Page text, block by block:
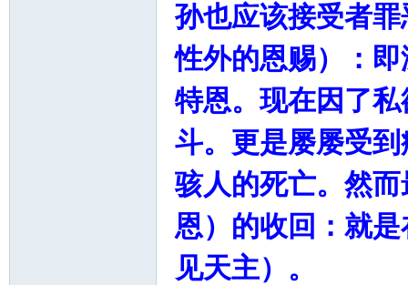
孙也应该接受者
性外的恩赐）：
特恩。现在因了
斗。更是屡屡受
骇人的死亡。然
恩）的收回：就
见天主）。